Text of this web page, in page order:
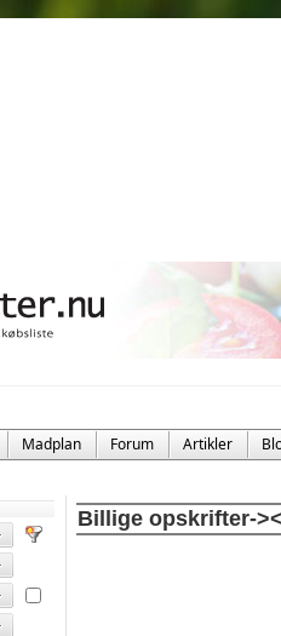
Madplan Forum Artikler
Billige opskrifter-